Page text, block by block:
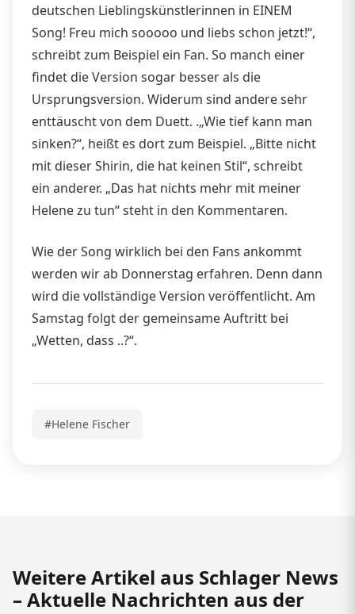
deutschen Lieblingskünstlerinnen in EINEM
Song! Freu mich sooooo und liebs schon jetzt!“,
schreibt zum Beispiel ein Fan. So manch einer
findet die Version sogar besser als die
Ursprungsversion. Widerum sind andere sehr
enttäuscht von dem Duett. .„Wie tief kann man
sinken?“, heißt es dort zum Beispiel. „Bitte nicht
mit dieser Shirin, die hat keinen Stil“, schreibt
ein anderer. „Das hat nichts mehr mit meiner
Helene zu tun“ steht in den Kommentaren.
Wie der Song wirklich bei den Fans ankommt
werden wir ab Donnerstag erfahren. Denn dann
wird die vollständige Version veröffentlicht. Am
Samstag folgt der gemeinsame Auftritt bei
„Wetten, dass ..?“.
#Helene Fischer
Weitere Artikel aus Schlager News
– Aktuelle Nachrichten aus der